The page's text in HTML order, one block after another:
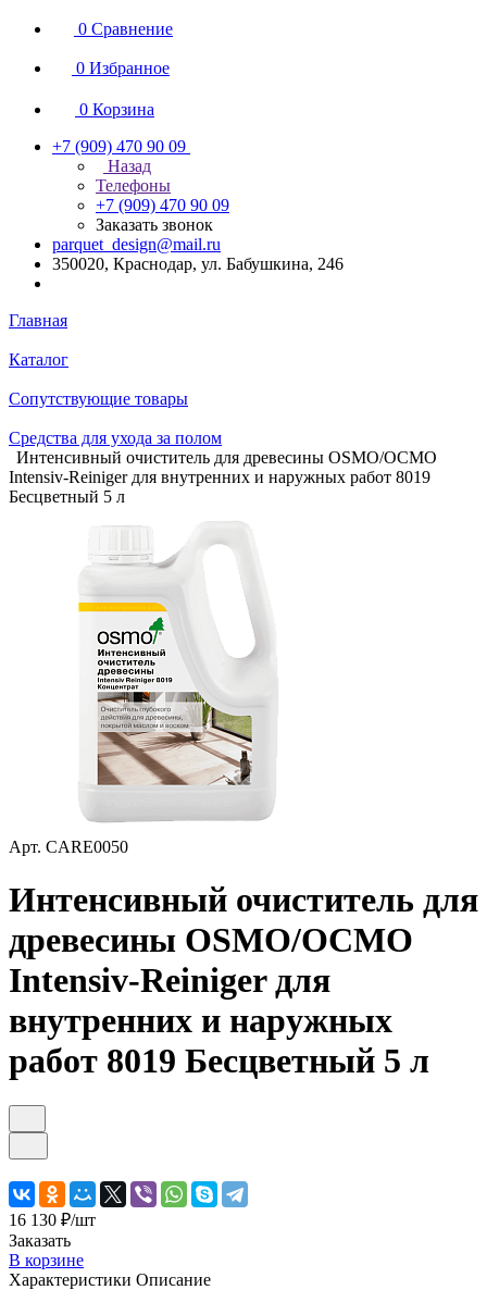
0 Сравнение
0 Избранное
0 Корзина
+7 (909) 470 90 09
Назад
Телефоны
+7 (909) 470 90 09
Заказать звонок
parquet_design@mail.ru
350020, Краснодар, ул. Бабушкина, 246
Главная
Каталог
Сопутствующие товары
Средства для ухода за полом
Интенсивный очиститель для древесины OSMO/ОСМО
Intensiv-Reiniger для внутренних и наружных работ 8019
Бесцветный 5 л
Арт. CARE0050
Интенсивный очиститель для
древесины OSMO/ОСМО
Intensiv-Reiniger для
внутренних и наружных
работ 8019 Бесцветный 5 л
16 130 ₽/шт
Заказать
В корзине
Характеристики Описание